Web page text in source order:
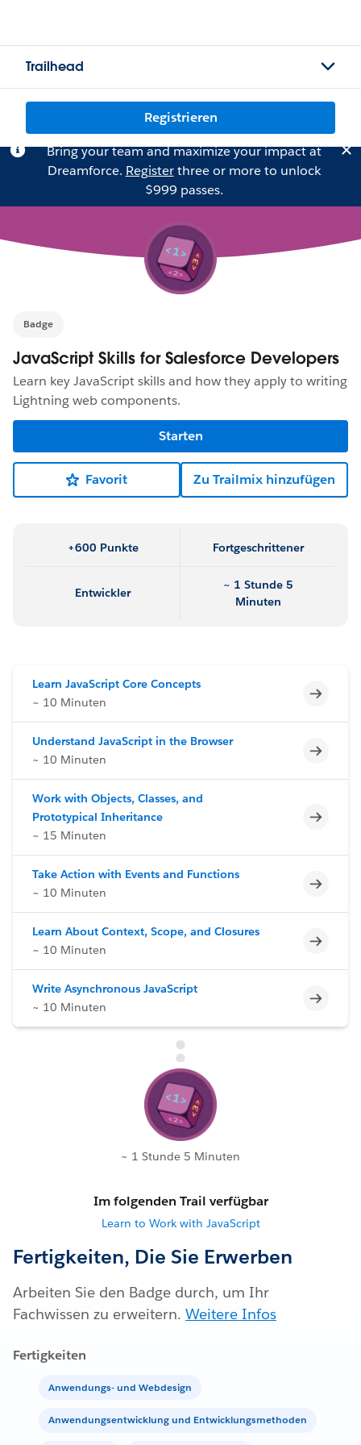
Trailhead
Registrieren
Bring your team and maximize your impact at
Dreamforce. Registerthree or more to unlock
$999 passes.
Badge
JavaScript Skills for Salesforce Developers
Learn key JavaScript skills and how they apply to writing
Lightning web components.
Starten
Favorit Zu Trailmix hinzufügen
+600 Punkte Fortgeschrittener
Entwickler
~ 1 Stunde 5
Minuten
Learn JavaScript Core Concepts
~ 10 Minuten
Understand JavaScript in the Browser
~ 10 Minuten
Work with Objects, Classes, and
Prototypical Inheritance
~ 15 Minuten
Take Action with Events and Functions
~ 10 Minuten
Learn About Context, Scope, and Closures
~ 10 Minuten
Write Asynchronous JavaScript
~ 10 Minuten
~ 1 Stunde 5 Minuten
Im folgenden Trail verfügbar
Learn to Work with JavaScript
Fertigkeiten, Die Sie Erwerben
Arbeiten Sie den Badge durch, um Ihr
Fachwissen zu erweitern. Weitere Infos
Fertigkeiten
Anwendungs- und Webdesign
Anwendungsentwicklung und Entwicklungsmethoden